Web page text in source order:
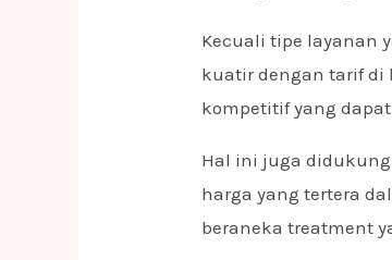
Kecuali tipe layanan
kuatir dengan tarif di
kompetitif yang
Hal ini juga
harga yang tertera
beraneka treatment